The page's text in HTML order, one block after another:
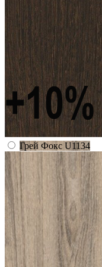
Грей Фокс U1134